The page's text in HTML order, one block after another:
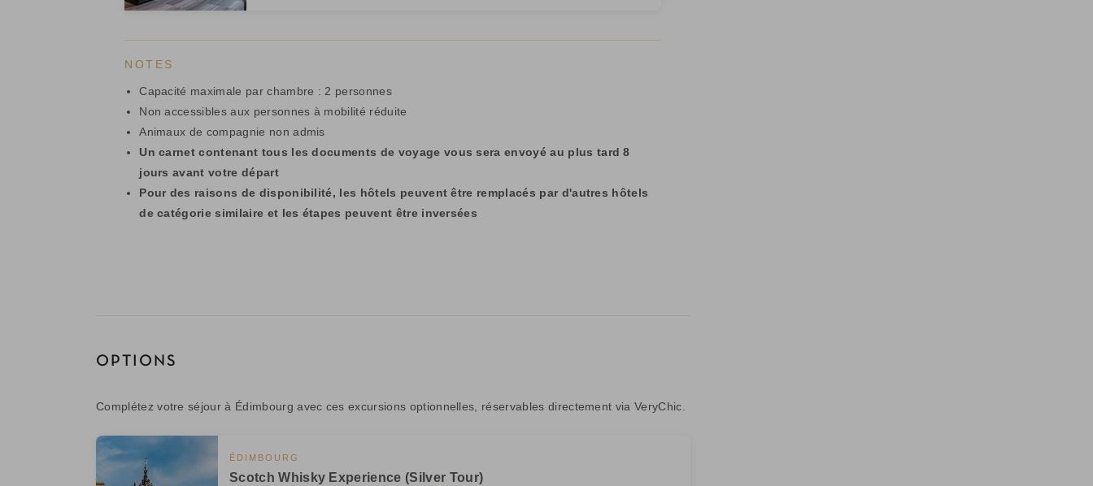
NOTES
Capacité maximale par chambre : 2 personnes
Non accessibles aux personnes à mobilité réduite
Animaux de compagnie non admis
Un carnet contenant tous les documents de voyage vous sera envoyé au plus tard 8
jours avant votre départ
Pour des raisons de disponibilité, les hôtels peuvent être remplacés par d'autres hôtels
de catégorie similaire et les étapes peuvent être inversées
OPTIONS
Complétez votre séjour à Édimbourg avec ces excursions optionnelles, réservables directement via VeryChic.
ÉDIMBOURG
Scotch Whisky Experience (Silver Tour)